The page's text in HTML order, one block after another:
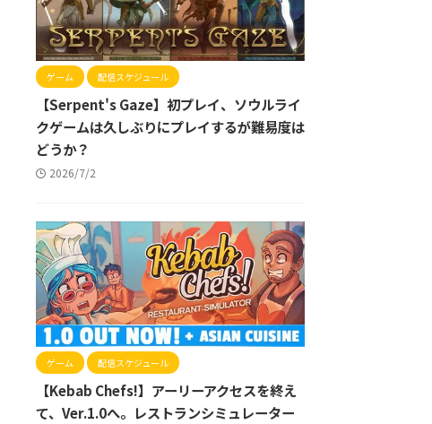
ゲーム 配信スケジュール
【Serpent's Gaze】初プレイ、ソウルライ
クゲームは久しぶりにプレイするが難易度は
どうか？
2026/7/2
ゲーム 配信スケジュール
【Kebab Chefs!】アーリーアクセスを終え
て、Ver.1.0へ。レストランシミュレーター